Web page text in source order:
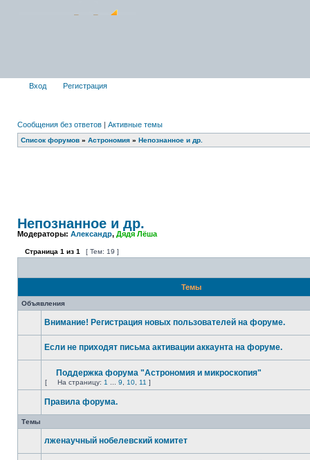
Вход Регистрация
Сообщения без ответов | Активные темы
Список форумов » Астрономия » Непознанное и др.
Непознанное и др.
Модераторы: Александр, Дядя Лёша
Страница 1 из 1 [ Тем: 19 ]
Темы
Объявления
Внимание! Регистрация новых пользователей на форуме.
Если не приходят письма активации аккаунта на форуме.
Поддержка форума "Астрономия и микроскопия"
[ На страницу: 1 9 10 11 ]
Правила форума.
Темы
лженаучный нобелевский комитет